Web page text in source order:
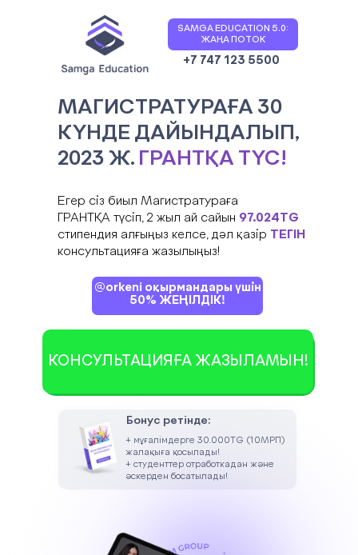
МАГИСТРАТУРАҒА 30
КҮНДЕ ДАЙЫНДАЛЫП,
2023 Ж. ГРАНТҚА ТҮС!
Егер сіз биыл Магистратураға
ГРАНТҚА түсіп, 2 жыл ай сайын 97.024TG
стипендия алғыңыз келсе, дәл қазір ТЕГІН
консультацияға жазылыңыз!
+7 747 123 5500
SAMGA EDUCATION 5.0:
ЖАҢА ПОТОК
Бонус ретінде:
+ мұғалімдерге 30.000TG (10МРП)
жалақыға қосылады!
+ студенттер отработкадан және
әскерден босатылады!
Тегін сабақты көру
КОНСУЛЬТАЦИЯҒА ЖАЗЫЛАМЫН!
@orkeni оқырмандары үшін
50% ЖЕҢІЛДІК!